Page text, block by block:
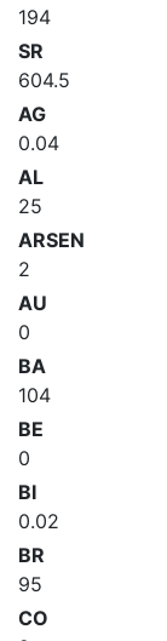
194
SR
604.5
AG
0.04
AL
25
ARSEN
2
AU
0
BA
104
BE
0
BI
0.02
BR
95
CO